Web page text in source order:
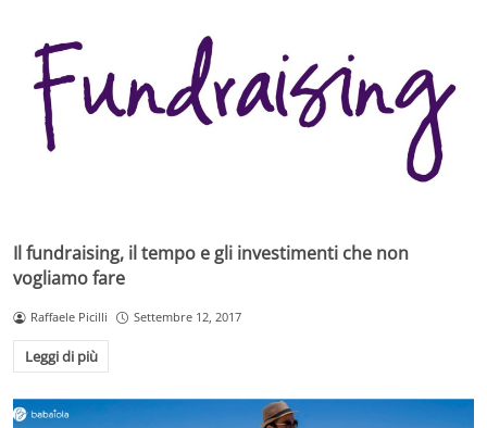
Il fundraising, il tempo e gli investimenti che non
vogliamo fare
Raffaele Picilli Settembre 12, 2017
Leggi di più